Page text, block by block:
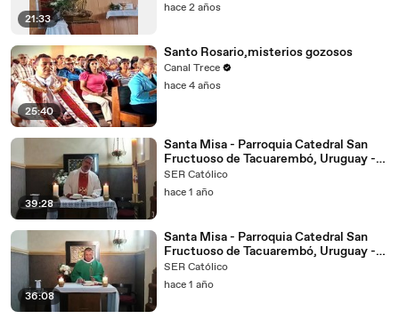
21:33
hace 2 años
25:40
Santo Rosario,misterios gozosos
Canal Trece
hace 4 años
39:28
Santa Misa - Parroquia Catedral San
Fructuoso de Tacuarembó, Uruguay -
Domingo 11/05/2025
SER Católico
hace 1 año
36:08
Santa Misa - Parroquia Catedral San
Fructuoso de Tacuarembó, Uruguay -
Domingo 27/07/2025
SER Católico
hace 1 año